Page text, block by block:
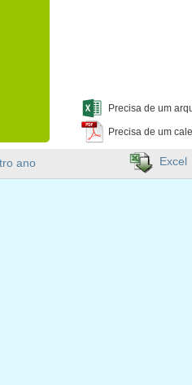
Precisa de um
Precisa de um
ano Excel